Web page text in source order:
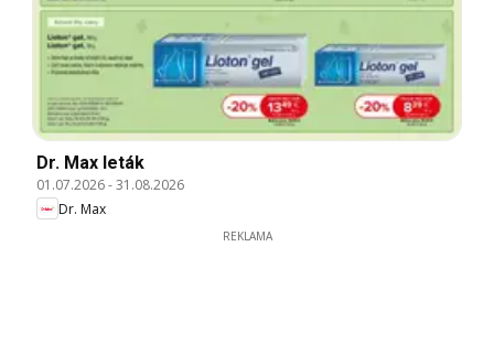
Dr. Max leták
01.07.2026-31.08.2026
Dr. Max
REKLAMA